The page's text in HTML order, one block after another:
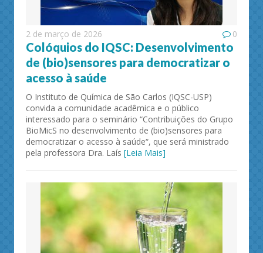
2 de março de 2026 0
Colóquios do IQSC: Desenvolvimento
de (bio)sensores para democratizar o
acesso à saúde
O Instituto de Química de São Carlos (IQSC-USP)
convida a comunidade acadêmica e o público
interessado para o seminário “Contribuições do Grupo
BioMicS no desenvolvimento de (bio)sensores para
democratizar o acesso à saúde“, que será ministrado
pela professora Dra. Laís [Leia Mais]